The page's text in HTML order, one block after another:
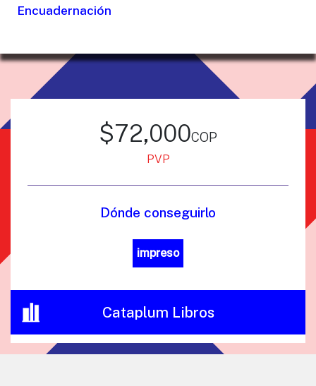
Encuadernación
$72,000cop
PVP
Dónde conseguirlo
impreso
Cataplum Libros